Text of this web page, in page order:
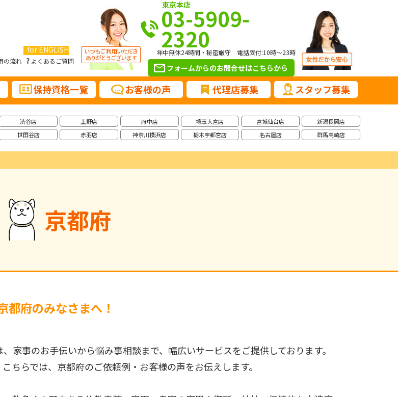
for ENGLISH
の流れ よくあるご質問
東京本店
03-5909-
2320
年中無休24時間・秘密厳守 電話受付:10時～23時
フォームからのお問合せはこちらから
保持資格一覧 お客様の声 代理店募集 スタッフ募集
渋谷店
世田谷店
上野店
赤羽店
府中店
神奈川横浜店
埼玉大宮店
栃木宇都宮店
宮城仙台店
名古屋店
新潟長岡店
群馬高崎店
京都府
都府のみなさまへ！
家事のお手伝いから悩み事相談まで、幅広いサービスをご提供しております。
ちらでは、京都府のご依頼例・お客様の声をお伝えします。